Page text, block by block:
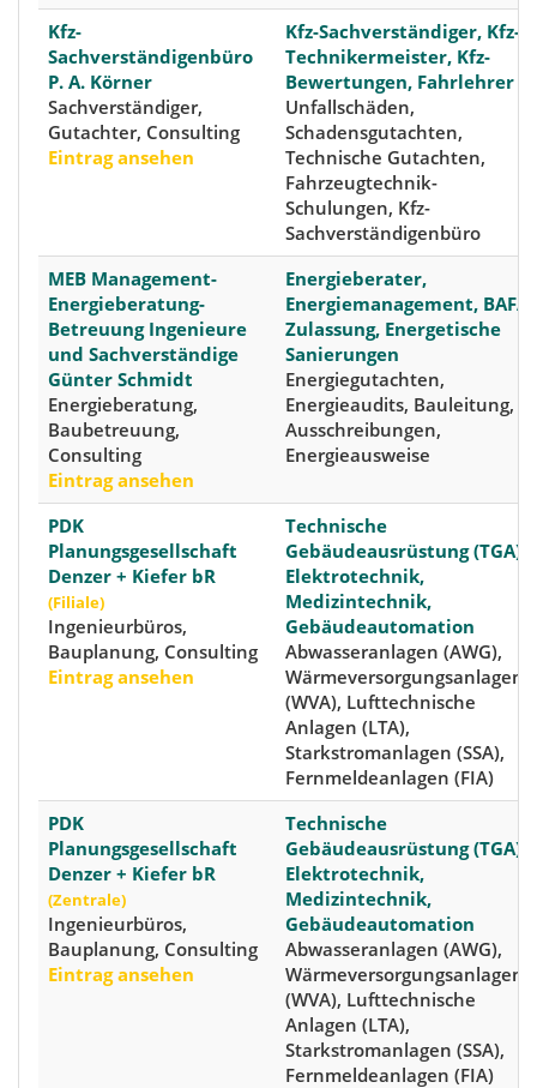
Kfz-
Sachverständigenbüro
P. A. Körner
Sachverständiger,
Gutachter, Consulting
Eintrag ansehen
Kfz-Sachverständiger, Kfz-
Technikermeister, Kfz-
Bewertungen, Fahrlehrer
Unfallschäden,
Schadensgutachten,
Technische Gutachten,
Fahrzeugtechnik-
Schulungen, Kfz-
Sachverständigenbüro
MEB Management-
Energieberatung-
Betreuung Ingenieure
und Sachverständige
Günter Schmidt
Energieberatung,
Baubetreuung,
Consulting
Eintrag ansehen
Energieberater,
Energiemanagement, BAFA-
Zulassung, Energetische
Sanierungen
Energiegutachten,
Energieaudits, Bauleitung,
Ausschreibungen,
Energieausweise
PDK
Planungsgesellschaft
Denzer + Kiefer bR
(Filiale)
Ingenieurbüros,
Bauplanung, Consulting
Eintrag ansehen
Technische
Gebäudeausrüstung (TGA),
Elektrotechnik,
Medizintechnik,
Gebäudeautomation
Abwasseranlagen (AWG),
Wärmeversorgungsanlagen
(WVA), Lufttechnische
Anlagen (LTA),
Starkstromanlagen (SSA),
Fernmeldeanlagen (FIA)
PDK
Planungsgesellschaft
Denzer + Kiefer bR
(Zentrale)
Ingenieurbüros,
Bauplanung, Consulting
Eintrag ansehen
Technische
Gebäudeausrüstung (TGA),
Elektrotechnik,
Medizintechnik,
Gebäudeautomation
Abwasseranlagen (AWG),
Wärmeversorgungsanlagen
(WVA), Lufttechnische
Anlagen (LTA),
Starkstromanlagen (SSA),
Fernmeldeanlagen (FIA)